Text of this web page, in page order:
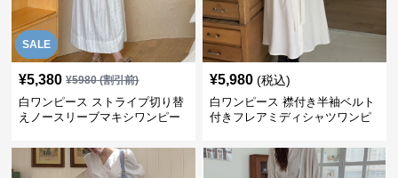
SALE
¥5,380 ¥5980(割引前)
白ワンピース ストライプ切り替
えノースリーブマキシワンピー
¥5,980 (税込)
白ワンピース 襟付き半袖ベルト
付きフレアミディシャツワンピ